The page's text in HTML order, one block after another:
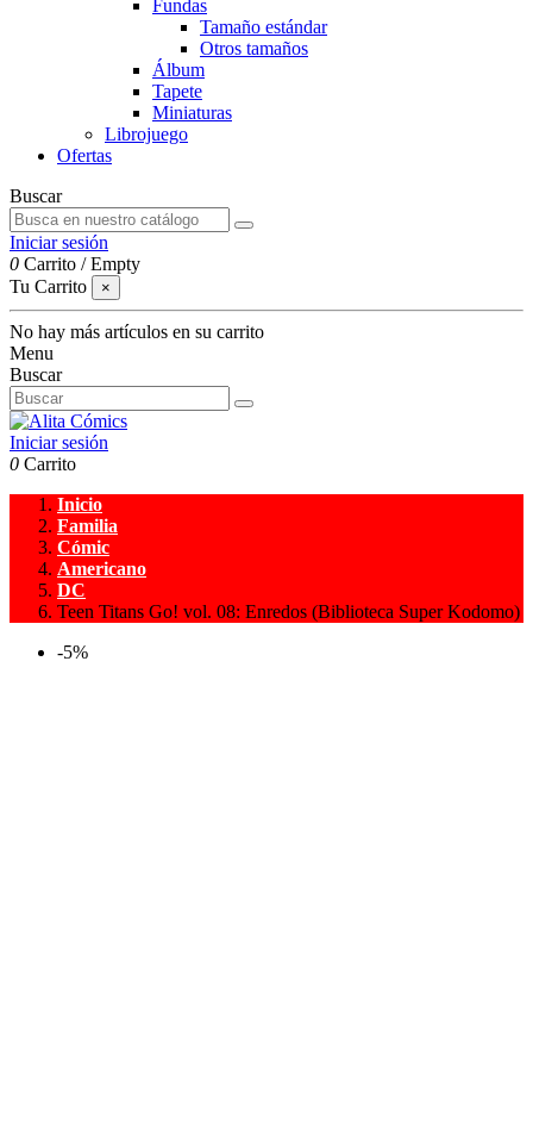
Fundas
Tamaño estándar
Otros tamaños
Álbum
Tapete
Miniaturas
Librojuego
Ofertas
Buscar
Iniciar sesión
0 Carrito /Empty
Tu Carrito
×
No hay más artículos en su carrito
Menu
Buscar
Iniciar sesión
0 Carrito
Inicio
Familia
Cómic
Americano
DC
Teen Titans Go! vol. 08: Enredos (Biblioteca Super Kodomo)
-5%